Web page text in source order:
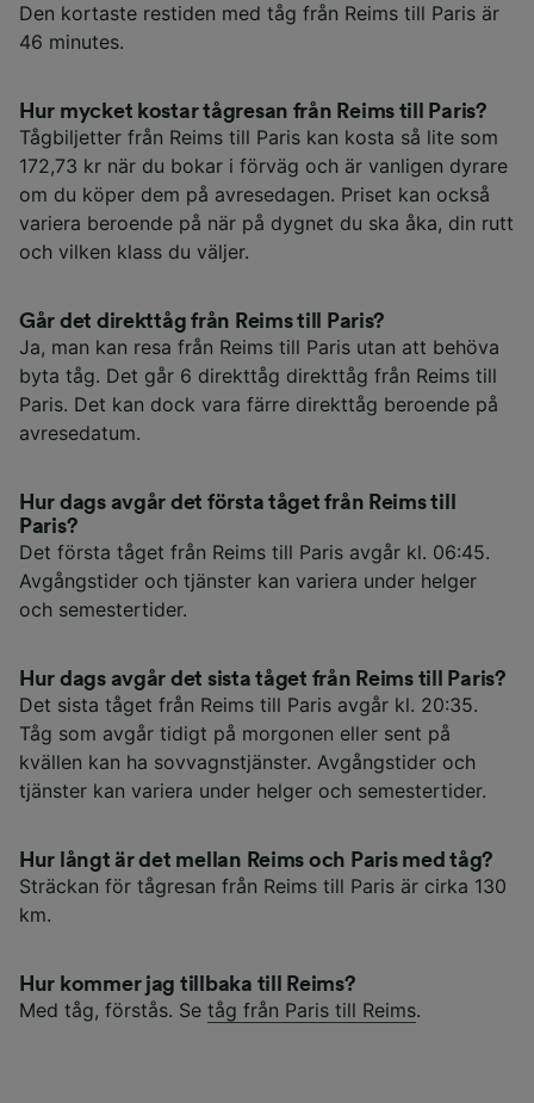
Den kortaste restiden med tåg från Reims till Paris är
46 minutes.
Hur mycket kostar tågresan från Reims till Paris?
Tågbiljetter från Reims till Paris kan kosta så lite som
172,73 kr när du bokar i förväg och är vanligen dyrare
om du köper dem på avresedagen. Priset kan också
variera beroende på när på dygnet du ska åka, din rutt
och vilken klass du väljer.
Går det direkttåg från Reims till Paris?
Ja, man kan resa från Reims till Paris utan att behöva
byta tåg. Det går 6 direkttåg direkttåg från Reims till
Paris. Det kan dock vara färre direkttåg beroende på
avresedatum.
Hur dags avgår det första tåget från Reims till
Paris?
Det första tåget från Reims till Paris avgår kl. 06:45.
Avgångstider och tjänster kan variera under helger
och semestertider.
Hur dags avgår det sista tåget från Reims till Paris?
Det sista tåget från Reims till Paris avgår kl. 20:35.
Tåg som avgår tidigt på morgonen eller sent på
kvällen kan ha sovvagnstjänster. Avgångstider och
tjänster kan variera under helger och semestertider.
Hur långt är det mellan Reims och Paris med tåg?
Sträckan för tågresan från Reims till Paris är cirka 130
km.
Hur kommer jag tillbaka till Reims?
Med tåg, förstås. Se tåg från Paris till Reims.